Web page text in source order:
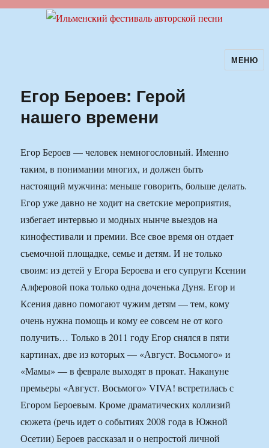
Ильменский фестиваль авторскойМЕНЮ
Егор Бероев: Герой
нашего времени
Егор Бероев — человек немногословный. Именно
таким, в понимании многих, и должен быть
настоящий мужчина: меньше говорить, больше делать.
Егор уже давно не ходит на светские мероприятия,
избегает интервью и модных нынче выездов на
кинофестивали и премии. Все свое время он отдает
съемочной площадке, семье и детям. И не только
своим: из детей у Егора Бероева и его супруги Ксении
Алферовой пока только одна доченька Дуня. Егор и
Ксения давно помогают чужим детям — тем, кому
очень нужна помощь и кому ее совсем не от кого
получить… Только в 2011 году Егор снялся в пяти
картинах, две из которых — «Август. Восьмого» и
«Мамы» — в феврале выходят в прокат. Накануне
премьеры «Август. Восьмого» VIVA! встретилась с
Егором Бероевым. Кроме драматических коллизий
сюжета (речь идет о событиях 2008 года в Южной
Осетии) Бероев рассказал и о непростой личной